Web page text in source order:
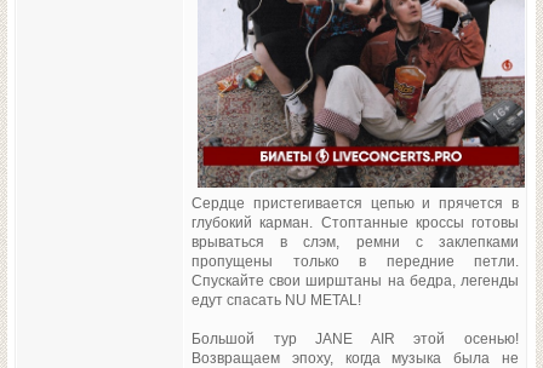
Сердце пристегивается цепью и прячется в
глубокий карман. Стоптанные кроссы готовы
врываться в слэм, ремни с заклепками
пропущены только в передние петли.
Спускайте свои ширштаны на бедра, легенды
едут спасать NU METAL!
Большой тур JANE AIR этой осенью!
Возвращаем эпоху, когда музыка была не